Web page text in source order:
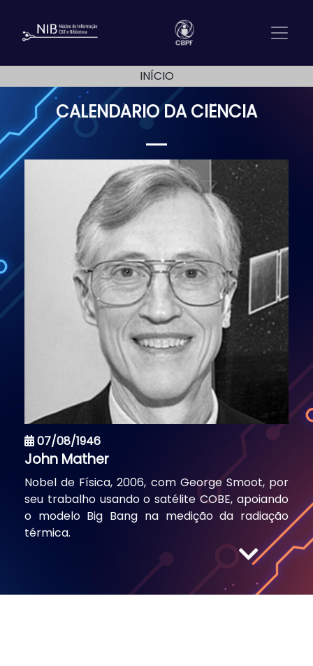
INÍCIO
CALENDÁRIO DA CIÊNCIA
07/08/1946
John Mather
Nobel de Física, 2006, com George Smoot, por
seu trabalho usando o satélite COBE, apoiando
o modelo Big Bang na medição da radiação
térmica.